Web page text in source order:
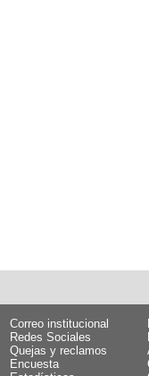
Correo institucional
Redes Sociales
Quejas y reclamos
Encuesta